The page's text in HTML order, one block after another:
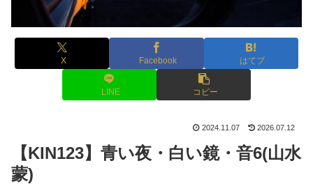
X Facebook はてブ
LINE コピー
2024.11.07 2026.07.12
【KIN123】青い夜・白い鏡・音6(山水
蒙)